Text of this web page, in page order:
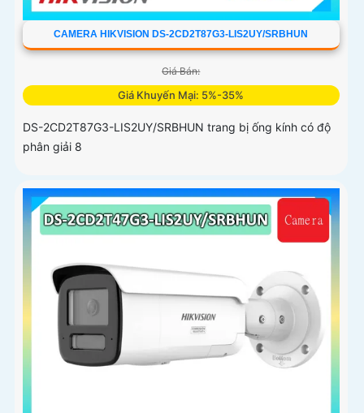
CAMERA HIKVISION DS-2CD2T87G3-LIS2UY/SRBHUN
Giá Bán:
Giá Khuyến Mại: 5%-35%
DS-2CD2T87G3-LIS2UY/SRBHUN trang bị ống kính có độ
phân giải 8